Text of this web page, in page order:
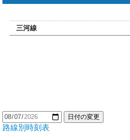
三河線
日付の変更
路線別時刻表